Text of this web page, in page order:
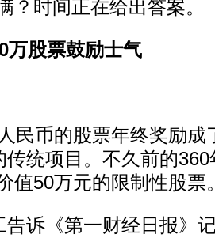
？时间正在给出答案。
万股票鼓励士气
币的股票年终奖励成
传统项目。不久前的
值50万元的限制性股票
《第一财经日报》